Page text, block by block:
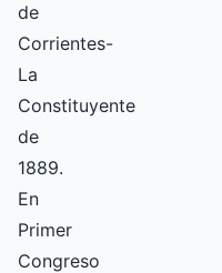
de
Corrientes-
La
Constituyente
de
1889.
En
Primer
Congreso